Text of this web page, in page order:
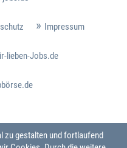
Impressum
lieben-Jobs.de
zu gestalten und fortlaufend